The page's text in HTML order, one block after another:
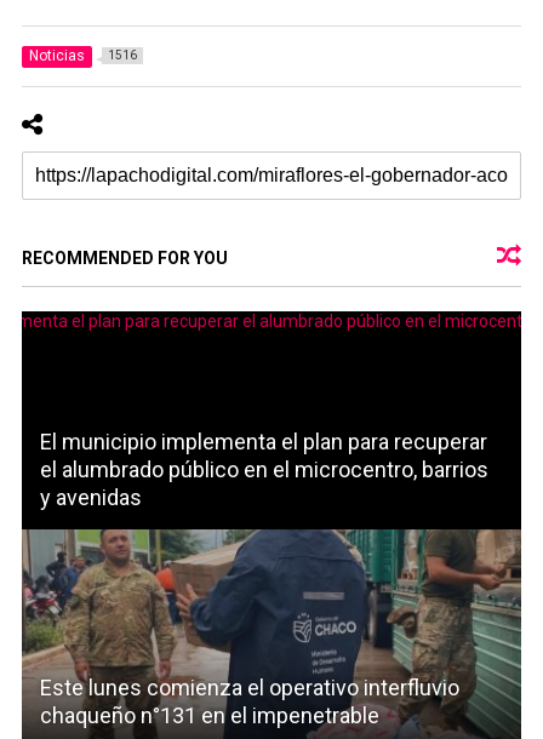
Noticias 1516
RECOMMENDED FOR YOU
El municipio implementa el plan para recuperar
el alumbrado público en el microcentro, barrios
y avenidas
Este lunes comienza el operativo interfluvio
chaqueño n°131 en el impenetrable